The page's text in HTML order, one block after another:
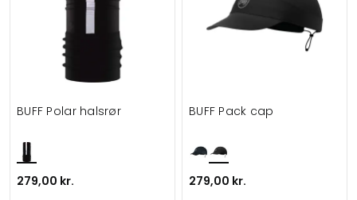
BUFF Polar halsrør
279,00 kr.
BUFF Pack cap
279,00 kr.